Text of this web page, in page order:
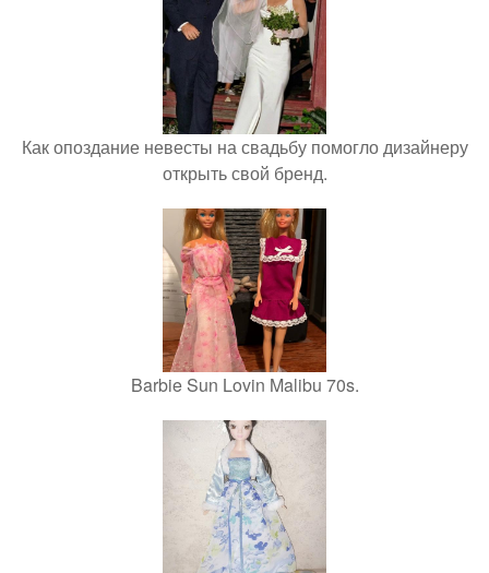
Как опоздание невесты на свадьбу помогло дизайнеру
открыть свой бренд.
Barbie Sun Lovin Malibu 70s.